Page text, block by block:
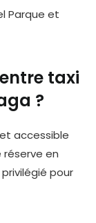
Parque et
taxi
?
accessible
en
pour